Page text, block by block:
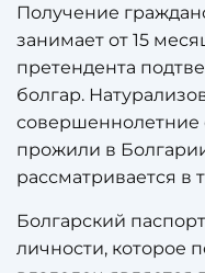
Получение
занимает от 15
претендента
болгар.
совершеннолетние
прожили в
рассматривается в
Болгарский
личности, которое